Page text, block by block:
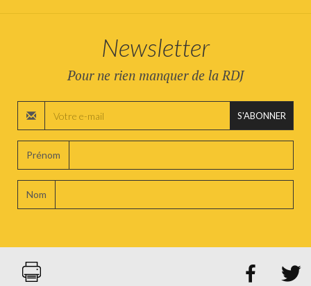
Newsletter
Pour ne rien manquer de la RDJ
S'ABONNER
Prénom
Nom
 